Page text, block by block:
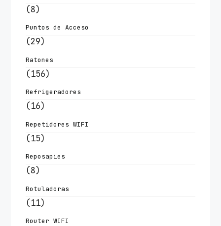
(8)
Puntos de Acceso
(29)
Ratones
(156)
Refrigeradores
(16)
Repetidores WIFI
(15)
Reposapies
(8)
Rotuladoras
(11)
Router WIFI